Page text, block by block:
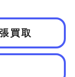
買取